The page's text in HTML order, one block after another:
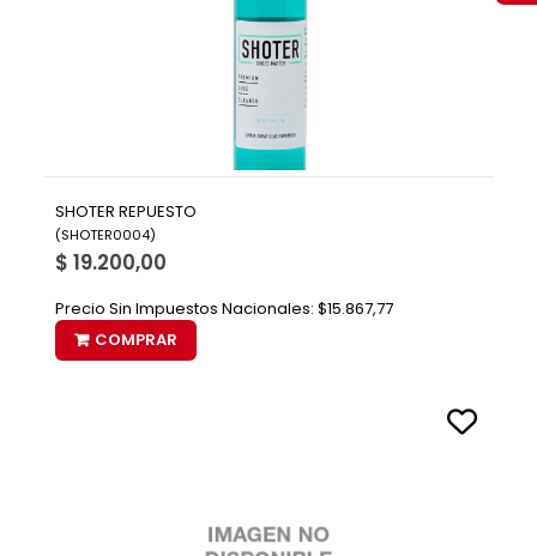
SHOTER REPUESTO
(SHOTER0004)
$ 19.200,00
Precio Sin Impuestos Nacionales: $15.867,77
COMPRAR